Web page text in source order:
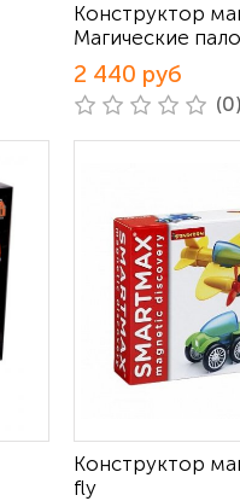
Конструктор
Магические
2 440 руб
Конструктор
fly